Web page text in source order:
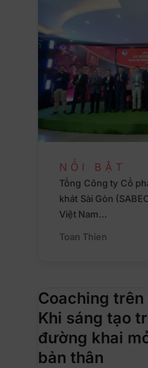
NỔI BẬT
Tổng Công ty Cổ
khát Sài Gòn
Việt Nam…
Toan Thien
Coaching trên
Khi sáng tạo
đường khai
bản thân